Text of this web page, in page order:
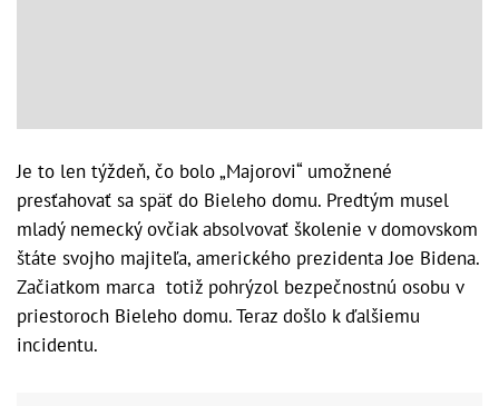
Je to len týždeň, čo bolo „Majorovi“ umožnené
presťahovať sa späť do Bieleho domu. Predtým musel
mladý nemecký ovčiak absolvovať školenie v domovskom
štáte svojho majiteľa, amerického prezidenta Joe Bidena.
Začiatkom marca totiž pohrýzol bezpečnostnú osobu v
priestoroch Bieleho domu. Teraz došlo k ďalšiemu
incidentu.